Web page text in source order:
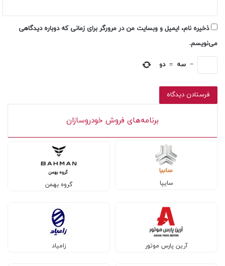
ذخیره نام، ایمیل و وبسایت من در مرورگر برای زمانی که دوباره دیدگاهی
می‌نویسم.
− سه = دو
برنامه‌های فروش خودروسازان
سایپا گروه بهمن
آرین پارس موتور زامیاد